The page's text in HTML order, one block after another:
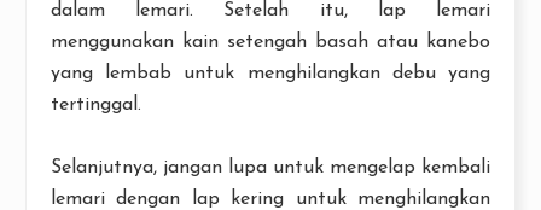
dalam lemari. Setelah itu, lap lemari
menggunakan kain setengah basah atau kanebo
yang lembab untuk menghilangkan debu yang
tertinggal.
Selanjutnya, jangan lupa untuk mengelap kembali
lemari dengan lap kering untuk menghilangkan